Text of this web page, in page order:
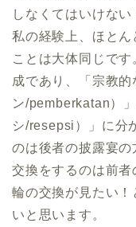
しなくてはいけない
私の経験上、ほと
ことは大体同じで
成であり、「宗教
ン/pemberkatan）
シ/resepsi）」に分
のは後者の披露宴
交換をするのは前
輪の交換が見たい！
いと思います。